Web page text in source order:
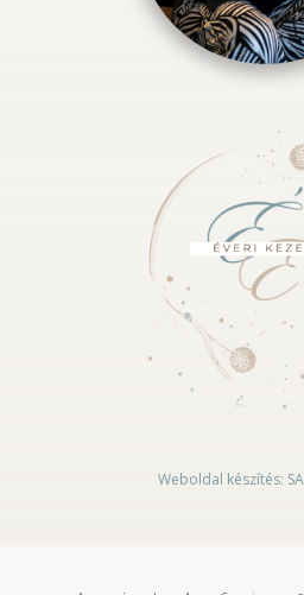
Weboldal készítés: